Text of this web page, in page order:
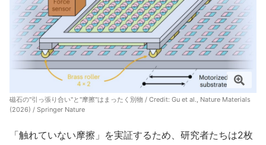
磁石の"引っ張り合い"と"摩擦"はまったく別物 / Credit: Gu et al., Nature Materials
(2026) / Springer Nature
「触れていない摩擦」を実証するため、研究者たちは2枚